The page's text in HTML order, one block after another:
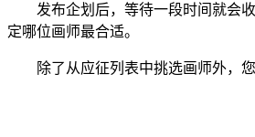
发布企划后，等待一段时间就会收
定哪位画师最合适。
除了从应征列表中挑选画师外，您